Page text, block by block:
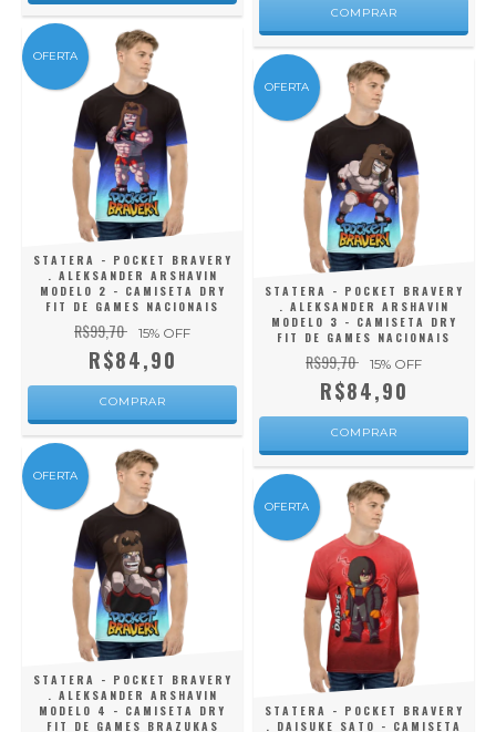
COMPRAR
OFERTA
STATERA - POCKET BRAVERY
. ALEKSANDER ARSHAVIN
MODELO 2 - CAMISETA DRY
FIT DE GAMES NACIONAIS
R$99,70 15% OFF
R$84,90
COMPRAR
OFERTA
STATERA - POCKET BRAVERY
. ALEKSANDER ARSHAVIN
MODELO 3 - CAMISETA DRY
FIT DE GAMES NACIONAIS
R$99,70 15% OFF
R$84,90
COMPRAR
OFERTA
STATERA - POCKET BRAVERY
. ALEKSANDER ARSHAVIN
MODELO 4 - CAMISETA DRY
FIT DE GAMES BRAZUKAS
OFERTA
STATERA - POCKET BRAVERY
. DAISUKE SATO - CAMISETA